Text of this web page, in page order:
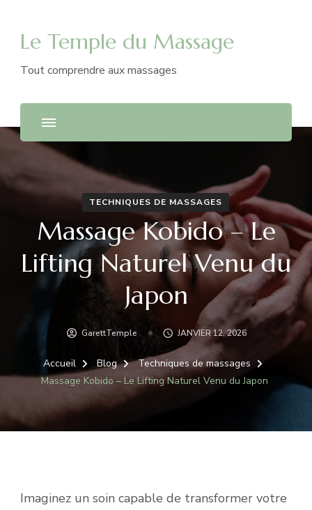
Le Temple du Massage
Tout comprendre aux massages
TECHNIQUES DE MASSAGES
Massage Kobido – Le
Lifting Naturel Venu du
Japon
GarettTemple JANVIER 12, 2026
Accueil Blog
Techniques de massages
Massage Kobido – Le Lifting Naturel Venu du Japon
Imaginez un soin capable de transformer votre